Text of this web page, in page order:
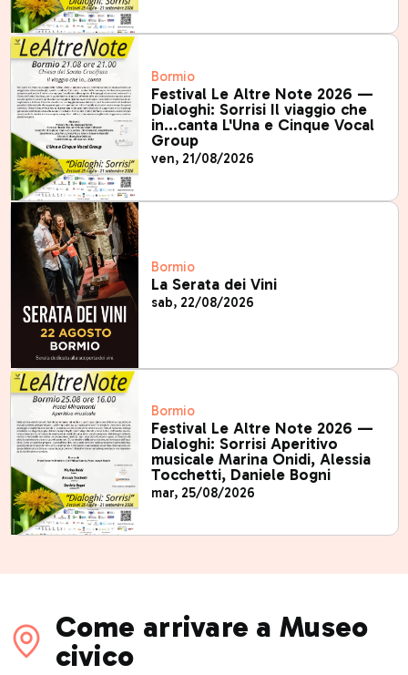
Bormio
Festival Le Altre Note 2026 —
Dialoghi: Sorrisi Il viaggio che
in…canta L'Una e Cinque Vocal
Group
ven, 21/08/2026
Bormio
La Serata dei Vini
sab, 22/08/2026
Bormio
Festival Le Altre Note 2026 —
Dialoghi: Sorrisi Aperitivo
musicale Marina Onidi, Alessia
Tocchetti, Daniele Bogni
mar, 25/08/2026
Come arrivare a Museo
civico